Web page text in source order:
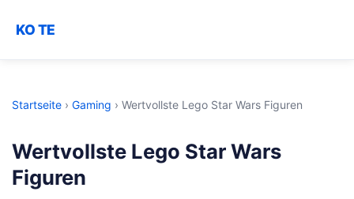
KO TE
Startseite › Gaming › Wertvollste Lego Star Wars Figuren
Wertvollste Lego Star Wars
Figuren